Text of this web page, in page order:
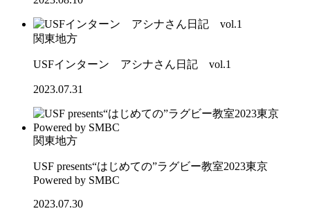
関東地方
USFインターン アシナさん日記 vol.1
2023.07.31
関東地方
USF presents“はじめての”ラグビー教室2023東京
Powered by SMBC
2023.07.30